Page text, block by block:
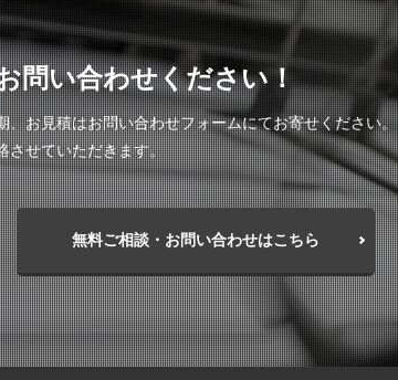
問い合わせください！
、お見積はお問い合わせフォームにてお寄せください。
させていただきます。
無料ご相談・お問い合わせはこちら